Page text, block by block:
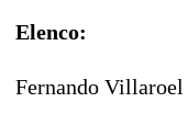
Elenco:
Fernando Villaroel